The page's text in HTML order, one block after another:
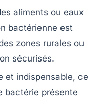
aliments ou eaux
bactérienne est
zones rurales ou
sécurisés.
et indispensable, ce
bactérie présente